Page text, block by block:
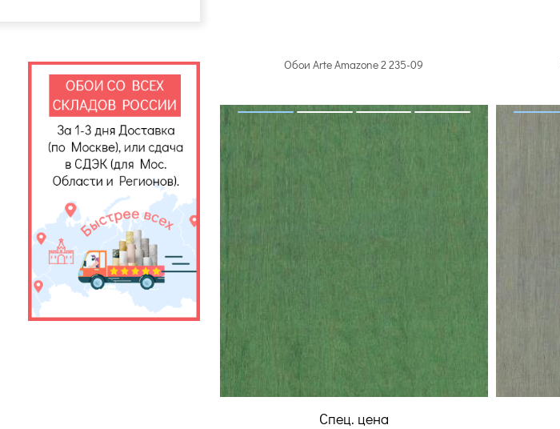
Обои Arte Amazone 2 235-09
Спец. цена